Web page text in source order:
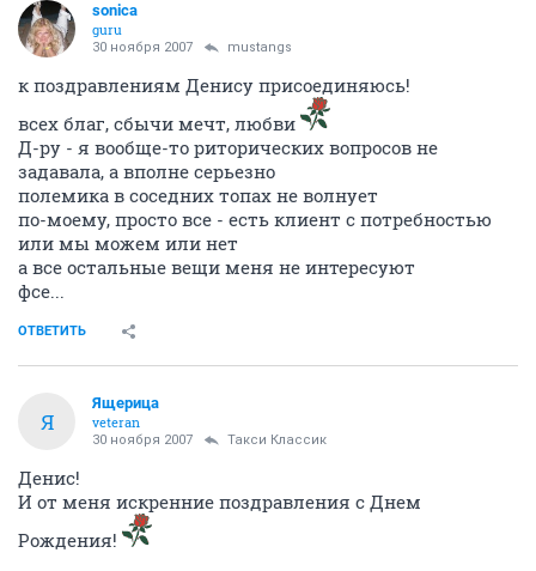
sonica
guru
30 ноября 2007 mustangs
к поздравлениям Денису присоединяюсь!
всех благ, сбычи мечт, любви
Д-ру - я вообще-то риторических вопросов не
задавала, а вполне серьезно
полемика в соседних топах не волнует
по-моему, просто все - есть клиент с потребностью
или мы можем или нет
а все остальные вещи меня не интересуют
фсе...
ОТВЕТИТЬ
Я
Ящерица
veteran
30 ноября 2007 Такси Классик
Денис!
И от меня искренние поздравления с Днем
Рождения!